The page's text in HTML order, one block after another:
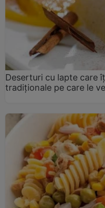
Deserturi cu lapte care
tradiționale pe care le